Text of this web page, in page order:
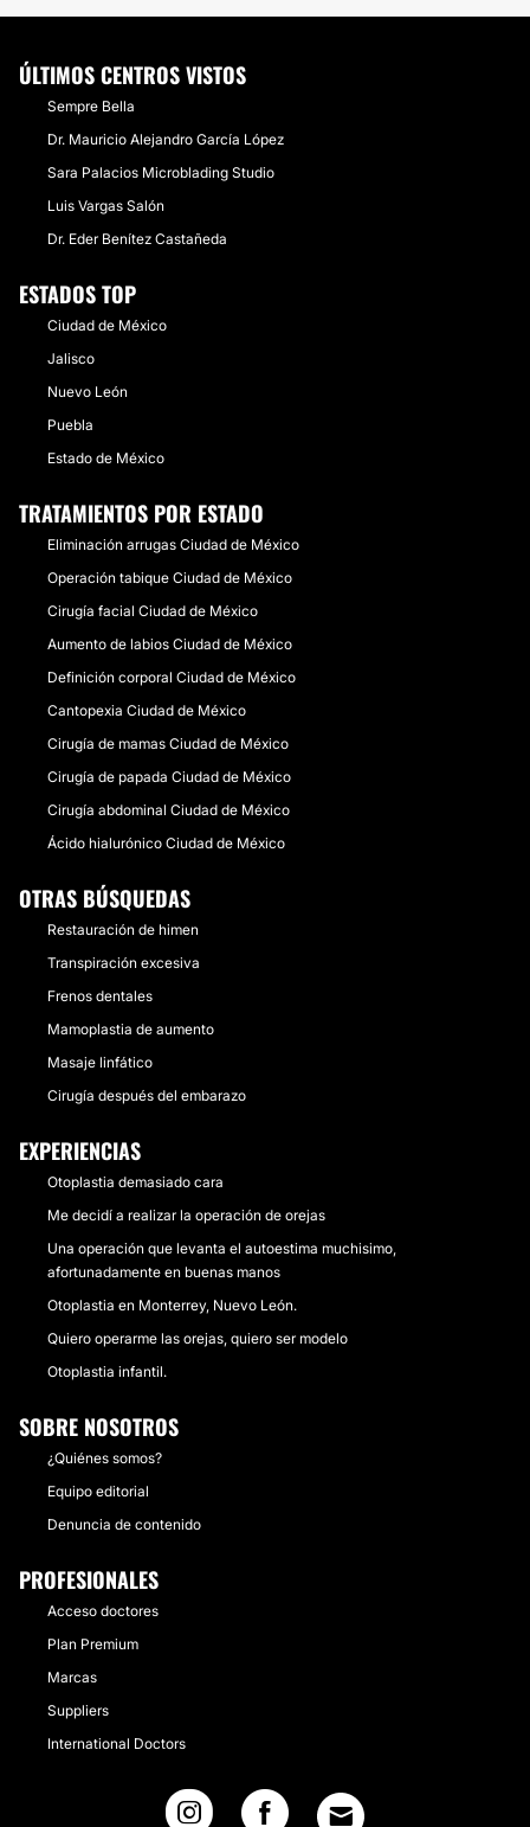
ÚLTIMOS CENTROS VISTOS
Sempre Bella
Dr. Mauricio Alejandro García López
Sara Palacios Microblading Studio
Luis Vargas Salón
Dr. Eder Benítez Castañeda
ESTADOS TOP
Ciudad de México
Jalisco
Nuevo León
Puebla
Estado de México
TRATAMIENTOS POR ESTADO
Eliminación arrugas Ciudad de México
Operación tabique Ciudad de México
Cirugía facial Ciudad de México
Aumento de labios Ciudad de México
Definición corporal Ciudad de México
Cantopexia Ciudad de México
Cirugía de mamas Ciudad de México
Cirugía de papada Ciudad de México
Cirugía abdominal Ciudad de México
Ácido hialurónico Ciudad de México
OTRAS BÚSQUEDAS
Restauración de himen
Transpiración excesiva
Frenos dentales
Mamoplastia de aumento
Masaje linfático
Cirugía después del embarazo
EXPERIENCIAS
Otoplastia demasiado cara
Me decidí a realizar la operación de orejas
Una operación que levanta el autoestima muchisimo,
afortunadamente en buenas manos
Otoplastia en Monterrey, Nuevo León.
Quiero operarme las orejas, quiero ser modelo
Otoplastia infantil.
SOBRE NOSOTROS
¿Quiénes somos?
Equipo editorial
Denuncia de contenido
PROFESIONALES
Acceso doctores
Plan Premium
Marcas
Suppliers
International Doctors